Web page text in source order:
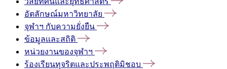
อัตลักษณ์มหาวิทยาลัย
จุฬาฯ กับความยั่งยืน
ข้อมูลและสถิติ
หน่วยงานของจุฬาฯ
ร้องเรียนทุจริตและประพฤติมิชอบ